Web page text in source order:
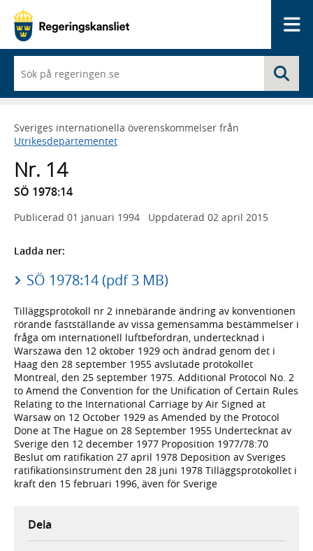
du
börjar
skriva
framträder
en
med
sökförslag
Sveriges internationella överenskommelser från
Utrikesdepartementet
Nr. 14
SÖ 1978:14
Publicerad 01 januari 1994 Uppdaterad 02 april 2015
Ladda ner:
SÖ 1978:14 (pdf 3 MB)
Tilläggsprotokoll nr 2 innebärande ändring av konventionen
rörande fastställande av vissa gemensamma bestämmelser i
fråga om internationell luftbefordran, undertecknad i
Warszawa den 12 oktober 1929 och ändrad genom det i
Haag den 28 september 1955 avslutade protokollet
Montreal, den 25 september 1975. Additional Protocol No. 2
to Amend the Convention for the Unification of Certain Rules
Relating to the International Carriage by Air Signed at
Warsaw on 12 October 1929 as Amended by the Protocol
Done at The Hague on 28 September 1955 Undertecknat av
Sverige den 12 december 1977 Proposition 1977/78:70
Beslut om ratifikation 27 april 1978 Deposition av Sveriges
ratifikationsinstrument den 28 juni 1978 Tilläggsprotokollet i
kraft den 15 februari 1996, även för Sverige
Dela